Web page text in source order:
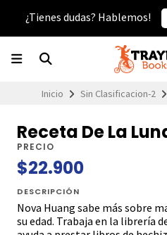
¿Tienes dudas? Hablemos!
Inicio Sin Clasificacion-2
Receta De La
PRECIO
$22.900
DESCRIPCIÓN
Nova Huang sabe más sobre
su edad. Trabaja en la librería